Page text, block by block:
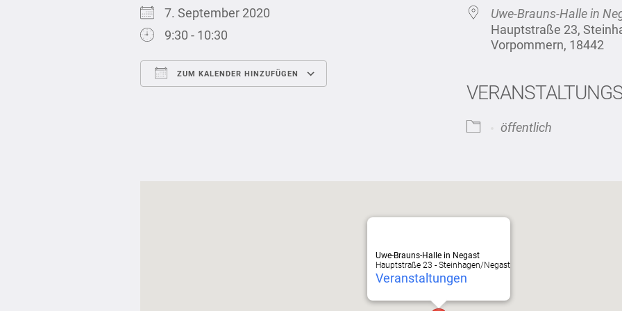
7. September 2020
9:30 - 10:30
ZUM KALENDER HINZUFÜGEN
iCalendar
Uwe-Brauns-Halle in
Hauptstraße 23,
Vorpommern, 18442
öffentlich
Uwe-Brauns-Halle in Negast
Hauptstraße 23 - Steinhagen/Negast
Veranstaltungen